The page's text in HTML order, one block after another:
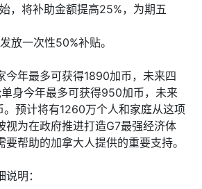
，将补助金额提高25%，为期五
一次性50%补贴。
今年最多可获得1890加币，未来四
身今年最多可获得950加币，未来
预计将有1260万个人和家庭从这项
视为在政府推进打造G7最强经济体
帮助的加拿大人提供的重要支持。
明：